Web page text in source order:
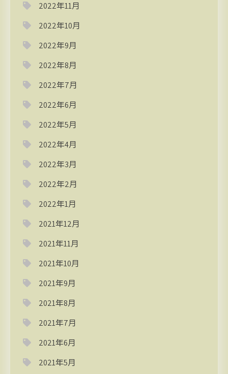
2022年11月
2022年10月
2022年9月
2022年8月
2022年7月
2022年6月
2022年5月
2022年4月
2022年3月
2022年2月
2022年1月
2021年12月
2021年11月
2021年10月
2021年9月
2021年8月
2021年7月
2021年6月
2021年5月